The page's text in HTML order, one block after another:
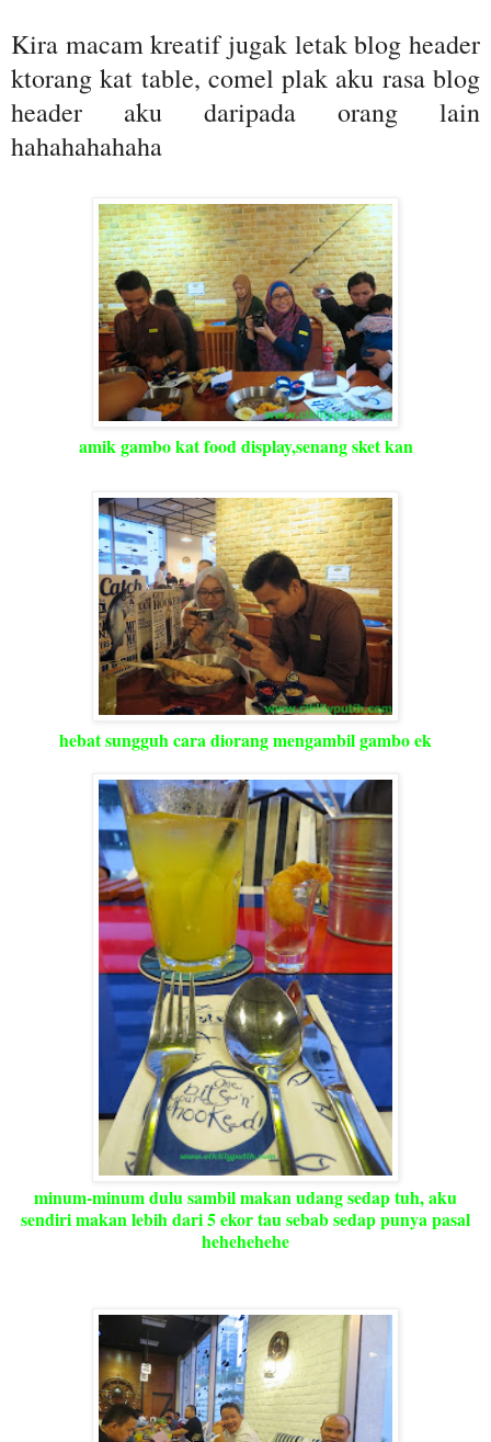
Kira macam kreatif jugak letak blog header
ktorang kat table, comel plak aku rasa blog
header aku daripada orang lain
hahahahahaha
amik gambo kat food display,senang sket kan
hebat sungguh cara diorang mengambil gambo ek
minum-minum dulu sambil makan udang sedap tuh, aku
sendiri makan lebih dari 5 ekor tau sebab sedap punya pasal
hehehehehe